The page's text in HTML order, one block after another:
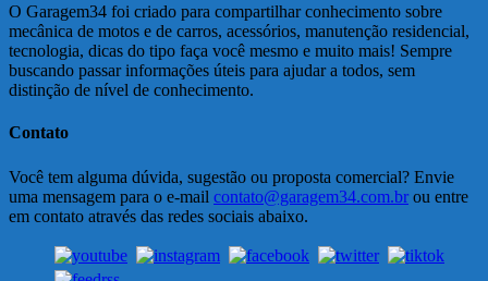
O Garagem34 foi criado para compartilhar conhecimento sobre
mecânica de motos e de carros, acessórios, manutenção residencial,
tecnologia, dicas do tipo faça você mesmo e muito mais! Sempre
buscando passar informações úteis para ajudar a todos, sem
distinção de nível de conhecimento.
Contato
Você tem alguma dúvida, sugestão ou proposta comercial? Envie
uma mensagem para o e-mail contato@garagem34.com.br ou entre
em contato através das redes sociais abaixo.